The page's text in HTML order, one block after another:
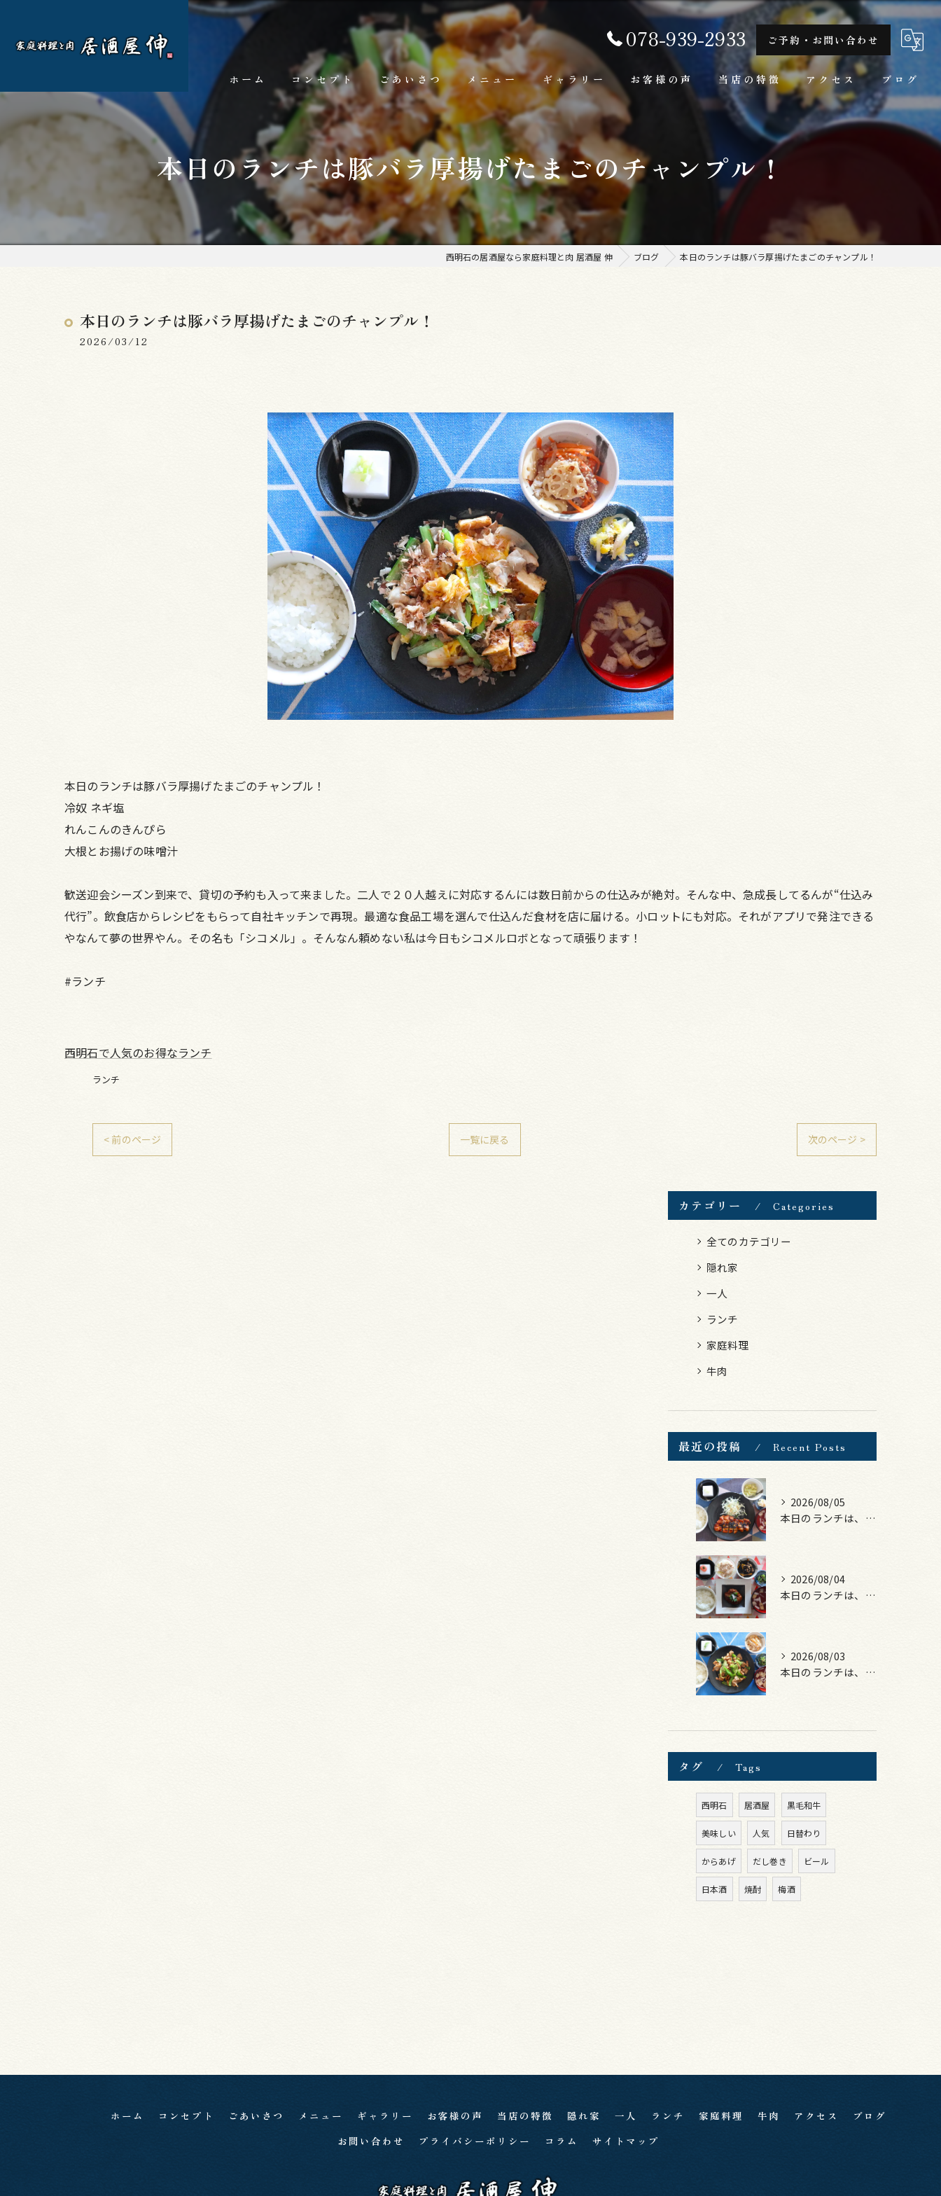
078-939-2933 ご予約・お問い合わせ
ホーム コンセプト ごあいさつ メニュー
ランチ
お料理
お飲み物
ギャラリー お客様の声 当店の特徴
隠れ家
一人
家庭料理
アクセス ブログ
本日のランチは豚バラ厚揚げたまごのチャンプル！
西明石の居酒屋なら家庭料理と肉 居酒屋 伸 ブログ 本日のランチは豚バラ厚揚げたまごのチャンプル！
本日のランチは豚バラ厚揚げたまごのチャンプル！
2026/03/12
本日のランチは豚バラ厚揚げたまごのチャンプル！
冷奴 ネギ塩
れんこんのきんぴら
大根とお揚げの味噌汁
歓送迎会シーズン到来で、貸切の予約も入って来ました。二人で２０人越えに対応するんには数日前からの仕込みが絶対。そんな中、急成長してるんが“仕込み
代行”。飲食店からレシピをもらって自社キッチンで再現。最適な食品工場を選んで仕込んだ食材を店に届ける。小ロットにも対応。それがアプリで発注できる
やなんて夢の世界やん。その名も「シコメル」。そんなん頼めない私は今日もシコメルロボとなって頑張ります！
#ランチ
西明石で人気のお得なランチ
ランチ
< 前のページ 一覧に戻る 次のページ >
カテゴリー Categories
全てのカテゴリー
隠れ家
一人
ランチ
家庭料理
牛肉
最近の投稿 Recent Posts
2026/08/05
本日のランチは、ロース豚カツ梅はさみ！
2026/08/04
本日のランチは、煮込みハンバーグ！
2026/08/03
本日のランチは、豚バラキャベツの回鍋肉風！
タグ Tags
西明石 居酒屋 黒毛和牛
美味しい 人気 日替わり
からあげ だし巻き ビール
日本酒 焼酎 梅酒
ホーム コンセプト ごあいさつ メニュー ギャラリー お客様の声 当店の特徴 隠れ家 一人 ランチ 家庭料理 牛肉 アクセス
ブログ
お問い合わせ
プライバシーポリシー コラム サイトマップ